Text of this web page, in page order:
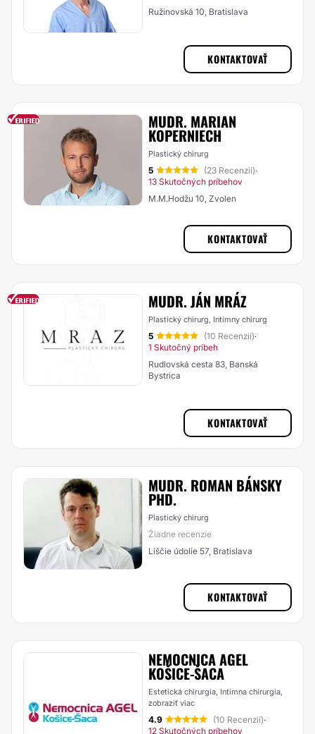
Ružinovská 10, Bratislava
KONTAKTOVAŤ
MUDR. MARIAN
KOPERNIECH
Plastický chirurg
5 (23 Recenzií)·
13 Skutočných príbehov
M.M.Hodžu 10, Zvolen
KONTAKTOVAŤ
MUDR. JÁN MRÁZ
Plastický chirurg, Intímny chirurg
5 (10 Recenzií)·
1 Skutočný príbeh
Rudlovská cesta 83, Banská
Bystrica
KONTAKTOVAŤ
MUDR. ROMAN BÁNSKY
PHD.
Plastický chirurg
Žiadne recenzie
Líščie údolie 57, Bratislava
KONTAKTOVAŤ
NEMOCNICA AGEL
KOŠICE-ŠACA
Estetická chirurgia, Intímna chirurgia,
zobraziť viac
4.9 (10 Recenzií)·
12 Skutočných príbehov